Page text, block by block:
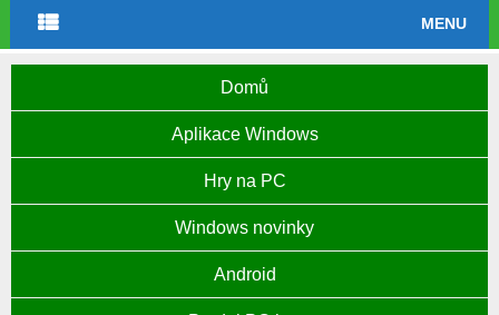
MENU
Domů
Aplikace Windows
Hry na PC
Windows novinky
Android